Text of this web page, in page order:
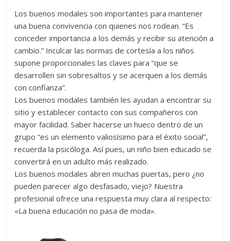
Los buenos modales son importantes para mantener
una buena convivencia con quienes nos rodean. “Es
conceder importancia a los demás y recibir su atención a
cambio.” Inculcar las normas de cortesía a los niños
supone proporcionales las claves para “que se
desarrollen sin sobresaltos y se acerquen a los demás
con confianza”.
Los buenos modales también les ayudan a encontrar su
sitio y establecer contacto con sus compañeros con
mayor facilidad. Saber hacerse un hueco dentro de un
grupo “es un elemento valiosísimo para el éxito social”,
recuerda la psicóloga. Así pues, un niño bien educado se
convertirá en un adulto más realizado.
Los buenos modales abren muchas puertas, pero ¿no
pueden parecer algo desfasado, viejo? Nuestra
profesional ofrece una respuesta muy clara al respecto:
«La buena educación no pasa de moda».